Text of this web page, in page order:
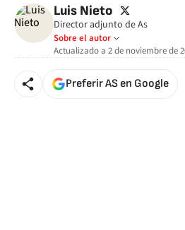
Luis Nieto twitter
Director adjunto de As
Sobre el autor
Actualizado a 2 de noviembre de
Preferir AS en Google